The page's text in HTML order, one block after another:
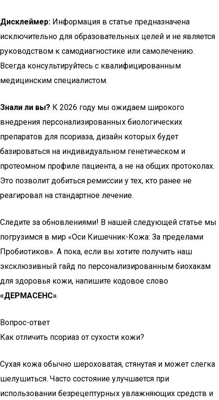
Дисклеймер: Информация в статье предназначена
исключительно для образовательных целей и не является
руководством к самодиагностике или самолечению.
Всегда консультируйтесь с квалифицированным
медицинским специалистом.
Знали ли вы? К 2026 году мы ожидаем широкого
внедрения персонализированных биологических
препаратов для псориаза, дизайн которых будет
базироваться на индивидуальном генетическом и
протеомном профиле пациента, а не на общих протоколах.
Это позволит добиться ремиссии у тех, кто ранее не
реагировал на стандартное лечение.
Следите за обновлениями! В нашей следующей статье мы
погрузимся в мир «Оси Кишечник-Кожа: За пределами
Пробиотиков». А пока, если вы хотите получить наш
эксклюзивный гайд по персонализированным биохакам
для здоровья кожи, напишите кодовое слово
«ДЕРМАСЕНС».
Вопрос-ответ
Как отличить псориаз от сухости кожи?
Сухая кожа обычно шероховатая, стянутая и может слегка
шелушиться. Часто состояние улучшается при
использовании безрецептурных увлажняющих средств и